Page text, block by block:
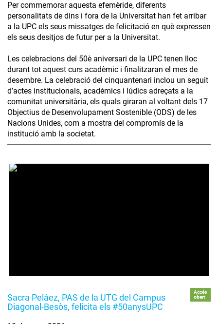
Per commemorar aquesta efemèride, diferents
personalitats de dins i fora de la Universitat han fet arribar
a la UPC els seus missatges de felicitació en què expressen
els seus desitjos de futur per a la Universitat.
Les celebracions del 50è aniversari de la UPC tenen lloc
durant tot aquest curs acadèmic i finalitzaran el mes de
desembre. La celebració del cinquantenari inclou un seguit
d’actes institucionals, acadèmics i lúdics adreçats a la
comunitat universitària, els quals giraran al voltant dels 17
Objectius de Desenvolupament Sostenible (ODS) de les
Nacions Unides, com a mostra del compromís de la
institució amb la societat.
Sacra Peláez, PAS de la UTG del Campus
Diagonal-Besòs, felicita els #50anysUPC
Accés
obert